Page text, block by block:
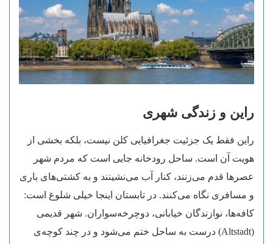
راین و زندگی شهری
راین فقط یک جزئیت جغرافیایی کلن نیست، بلکه بخشی از
هویت آن است. ساحل رودخانه جایی است که مردم شهر
عصرها قدم می‌زنند، کنار آب می‌نشینند و به کشتی‌های باری
و مسافری نگاه می‌کنند. در تابستان اینجا خیلی شلوغ است:
کافه‌ها، نوازندگان خیابانی، دوچرخه‌سواران. شهر قدیمی
(Altstadt) درست به ساحل ختم می‌شود و در چند کوچه‌ی